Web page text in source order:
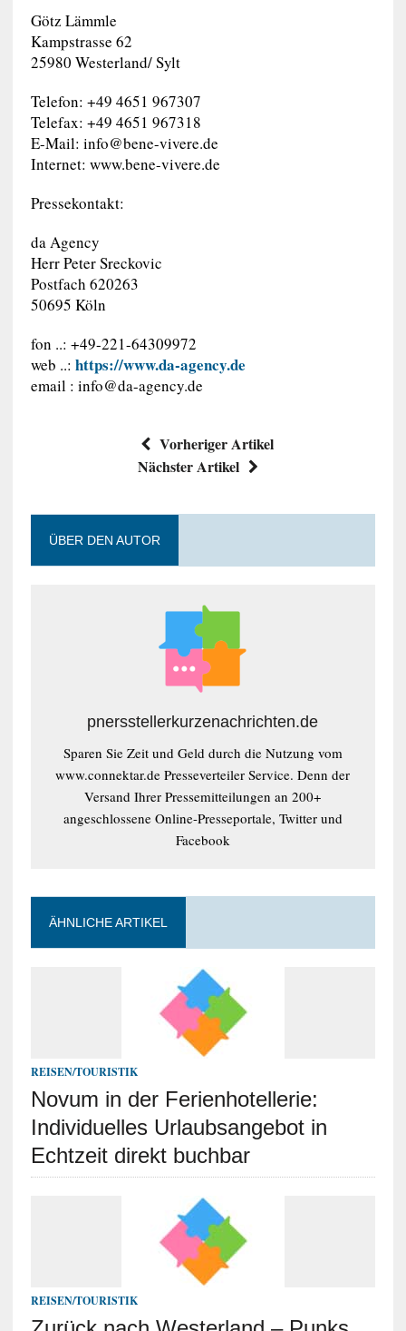
Götz Lämmle
Kampstrasse 62
25980 Westerland/ Sylt
Telefon: +49 4651 967307
Telefax: +49 4651 967318
E-Mail: info@bene-vivere.de
Internet: www.bene-vivere.de
Pressekontakt:
da Agency
Herr Peter Sreckovic
Postfach 620263
50695 Köln
fon ..: +49-221-64309972
web ..: https://www.da-agency.de
email : info@da-agency.de
Vorheriger Artikel
Nächster Artikel
ÜBER DEN AUTOR
pnersstellerkurzenachrichten.de
Sparen Sie Zeit und Geld durch die Nutzung vom
www.connektar.de Presseverteiler Service. Denn der
Versand Ihrer Pressemitteilungen an 200+
angeschlossene Online-Presseportale, Twitter und
Facebook
ÄHNLICHE ARTIKEL
REISEN/TOURISTIK
Novum in der Ferienhotellerie:
Individuelles Urlaubsangebot in
Echtzeit direkt buchbar
REISEN/TOURISTIK